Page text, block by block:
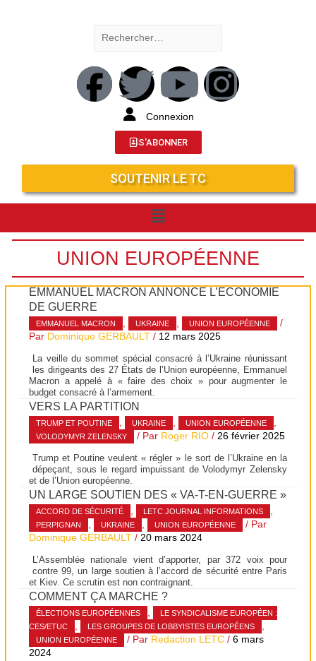
Connexion
S'ABONNER
SOUTENIR LE TC
UNION EUROPÉENNE
EMMANUEL MACRON ANNONCE L’ÉCONOMIE
DE GUERRE
EMMANUEL MACRON , UKRAINE , UNION EUROPÉENNE
/
Par Dominique GERBAULT / 12 mars 2025
La veille du sommet spécial consacré à l’Ukraine réunissant
les dirigeants des 27 États de l’Union européenne, Emmanuel
Macron a appelé à « faire des choix » pour augmenter le
budget consacré à l’armement.
VERS LA PARTITION
TRUMP ET POUTINE , UKRAINE , UNION EUROPÉENNE ,
VOLODYMYR ZELENSKY / Par Roger RIO /26 février 2025
Trump et Poutine veulent « régler » le sort de l’Ukraine en la
dépeçant, sous le regard impuissant de Volodymyr Zelensky
et de l’Union européenne.
UN LARGE SOUTIEN DES « VA-T-EN-GUERRE »
ACCORD DE SÉCURITÉ , LETC JOURNAL INFORMATIONS ,
PERPIGNAN , UKRAINE , UNION EUROPÉENNE
/ Par
Dominique GERBAULT /20 mars 2024
L’Assemblée nationale vient d’apporter, par 372 voix pour
contre 99, un large soutien à l’accord de sécurité entre Paris
et Kiev. Ce scrutin est non contraignant.
COMMENT ÇA MARCHE ?
ÉLECTIONS EUROPÉENNES ,
LE SYNDICALISME EUROPÉEN :
CES/ETUC
, LES GROUPES DE LOBBYISTES EUROPÉENS ,
UNION EUROPÉENNE / Par Redaction LETC /6 mars
2024